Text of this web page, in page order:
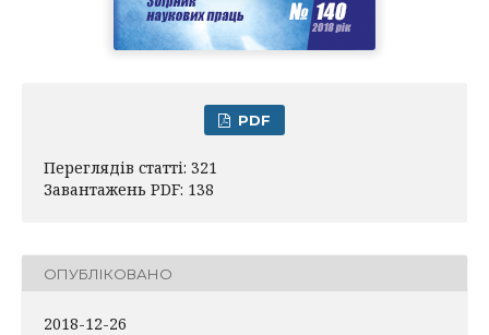
PDF
Переглядів статті: 321
Завантажень PDF: 138
ОПУБЛІКОВАНО
2018-12-26